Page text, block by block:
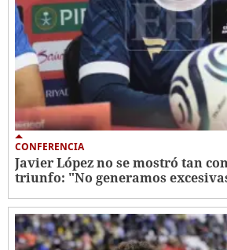
CONFERENCIA
Javier López no se mostró tan
triunfo: "No generamos